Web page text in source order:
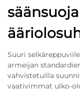
Suuri
armeijan
vahvistetuilla
vaativimmat ulko-